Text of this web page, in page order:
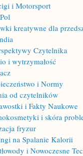
i Motorsport
kreatywne dla
Czytelnika
i wytrzymałość
i Normy
od czytelników
i Fakty Naukowe
i skóra
fryzur
na Spalanie Kalorii
i Nowoczesne